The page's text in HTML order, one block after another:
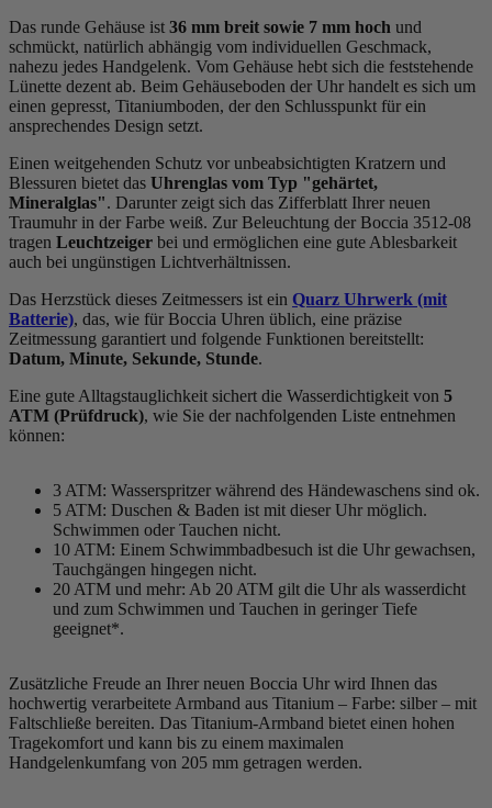
Das runde Gehäuse ist 36 mm breit sowie 7 mm hoch und
schmückt, natürlich abhängig vom individuellen Geschmack,
nahezu jedes Handgelenk. Vom Gehäuse hebt sich die feststehende
Lünette dezent ab. Beim Gehäuseboden der Uhr handelt es sich um
einen gepresst, Titaniumboden, der den Schlusspunkt für ein
ansprechendes Design setzt.
Einen weitgehenden Schutz vor unbeabsichtigten Kratzern und
Blessuren bietet das Uhrenglas vom Typ "gehärtet,
Mineralglas". Darunter zeigt sich das Zifferblatt Ihrer neuen
Traumuhr in der Farbe weiß. Zur Beleuchtung der Boccia 3512-08
tragen Leuchtzeiger bei und ermöglichen eine gute Ablesbarkeit
auch bei ungünstigen Lichtverhältnissen.
Das Herzstück dieses Zeitmessers ist ein Quarz Uhrwerk (mit
Batterie), das, wie für Boccia Uhren üblich, eine präzise
Zeitmessung garantiert und folgende Funktionen bereitstellt:
Datum, Minute, Sekunde, Stunde.
Eine gute Alltagstauglichkeit sichert die Wasserdichtigkeit von 5
ATM (Prüfdruck), wie Sie der nachfolgenden Liste entnehmen
können:
3 ATM: Wasserspritzer während des Händewaschens sind ok.
5 ATM: Duschen & Baden ist mit dieser Uhr möglich.
Schwimmen oder Tauchen nicht.
10 ATM: Einem Schwimmbadbesuch ist die Uhr gewachsen,
Tauchgängen hingegen nicht.
20 ATM und mehr: Ab 20 ATM gilt die Uhr als wasserdicht
und zum Schwimmen und Tauchen in geringer Tiefe
geeignet*.
Zusätzliche Freude an Ihrer neuen Boccia Uhr wird Ihnen das
hochwertig verarbeitete Armband aus Titanium – Farbe: silber – mit
Faltschließe bereiten. Das Titanium-Armband bietet einen hohen
Tragekomfort und kann bis zu einem maximalen
Handgelenkumfang von 205 mm getragen werden.